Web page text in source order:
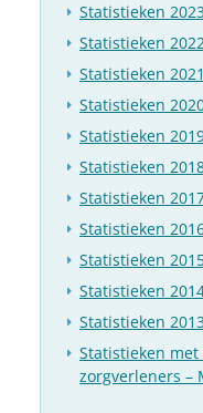
Statistieken
Statistieken
Statistieken 2021
Statistieken
Statistieken
Statistieken
Statistieken
Statistieken
Statistieken
Statistieken
Statistieken
Statistieken
zorgverleners –